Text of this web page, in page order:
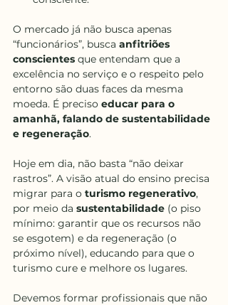
O mercado já não busca apenas
“funcionários”, busca anfitriões
conscientes que entendam que a
excelência no serviço e o respeito pelo
entorno são duas faces da mesma
moeda. É preciso educar para o
amanhã, falando de sustentabilidade
e regeneração.
Hoje em dia, não basta “não deixar
rastros”. A visão atual do ensino precisa
migrar para o turismo regenerativo,
por meio da sustentabilidade (o piso
mínimo: garantir que os recursos não
se esgotem) e da regeneração (o
próximo nível), educando para que o
turismo cure e melhore os lugares.
Devemos formar profissionais que não